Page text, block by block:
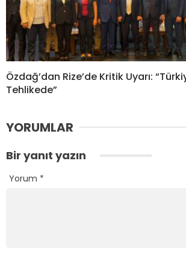
Özdağ’dan Rize’de Kritik Uyarı:
Tehlikede”
YORUMLAR
Bir yanıt yazın
Yorum *